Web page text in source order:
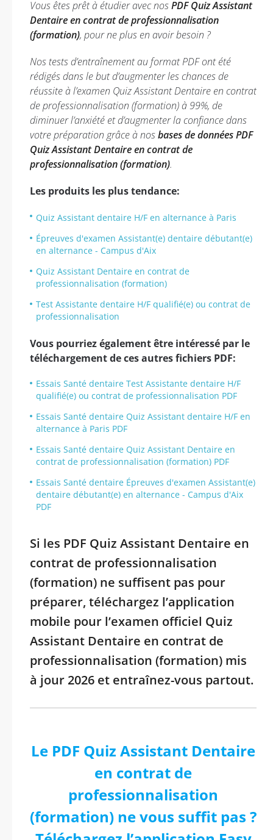
Vous êtes prêt à étudier avec nosPDF Quiz Assistant
Dentaire en contrat de professionnalisation
(formation), pour ne plus en avoir besoin ?
Nos tests d’entraînement au format PDF ont été
rédigés dans le but d’augmenter les chances de
réussite à l’examen Quiz Assistant Dentaire en contrat
de professionnalisation (formation) à 99%, de
diminuer l’anxiété et d’augmenter la confiance dans
votre préparation grâce à nosbases de données PDF
Quiz Assistant Dentaire en contrat de
professionnalisation (formation).
Les produits les plus tendance:
Quiz Assistant dentaire H/F en alternance à Paris
Épreuves d'examen Assistant(e) dentaire débutant(e)
en alternance - Campus d'Aix
Quiz Assistant Dentaire en contrat de
professionnalisation (formation)
Test Assistante dentaire H/F qualifié(e) ou contrat de
professionnalisation
Vous pourriez également être intéressé par le
téléchargement de ces autres fichiers PDF:
Essais Santé dentaire Test Assistante dentaire H/F
qualifié(e) ou contrat de professionnalisation PDF
Essais Santé dentaire Quiz Assistant dentaire H/F en
alternance à Paris PDF
Essais Santé dentaire Quiz Assistant Dentaire en
contrat de professionnalisation (formation) PDF
Essais Santé dentaire Épreuves d'examen Assistant(e)
dentaire débutant(e) en alternance - Campus d'Aix
PDF
Si les PDF Quiz Assistant Dentaire en
contrat de professionnalisation
(formation) ne suffisent pas pour
préparer, téléchargez l’application
mobile pour l’examen officiel Quiz
Assistant Dentaire en contrat de
professionnalisation (formation) mis
à jour 2026 et entraînez-vous partout.
Le PDF Quiz Assistant Dentaire
en contrat de
professionnalisation
(formation) ne vous suffit pas ?